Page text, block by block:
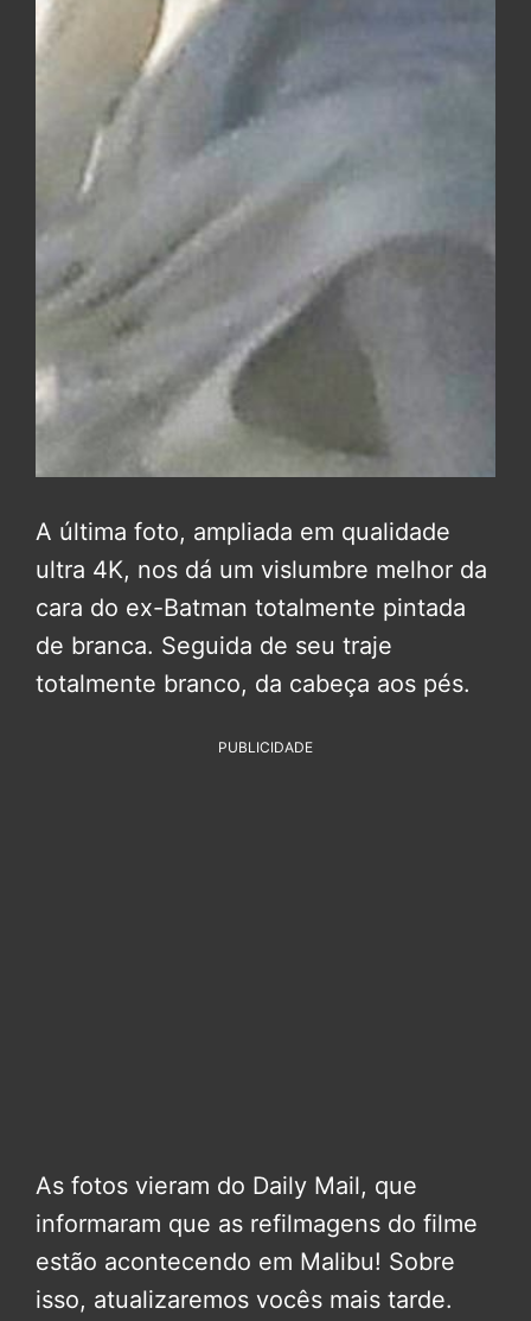
A última foto, ampliada em qualidade
ultra 4K, nos dá um vislumbre melhor da
cara do ex-Batman totalmente pintada
de branca. Seguida de seu traje
totalmente branco, da cabeça aos pés.
PUBLICIDADE
As fotos vieram do Daily Mail, que
informaram que as refilmagens do filme
estão acontecendo em Malibu! Sobre
isso, atualizaremos vocês mais tarde.